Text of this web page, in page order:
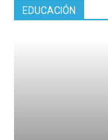
EDUCACIÓN